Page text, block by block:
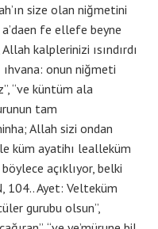
size olan niğmetini
a’daen fe ellefe beyne
kalplerinizi ısındırdı
ıhvana: onun niğmeti
“ve küntüm ala
tam
Allah sizi ondan
küm ayatihı lealleküm
açıklıyor, belki
104.. Ayet: Velteküm
gurubu olsun”,